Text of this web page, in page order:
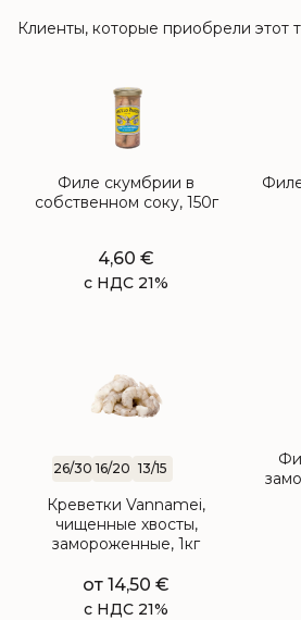
Клиенты, которые приобрели этот
Филе скумбрии в
собственном соку, 150г
4,60 €
с НДС 21%
26/30 16/20 13/15
Креветки Vannamei,
чищенные хвосты,
замороженные, 1кг
от 14,50 €
с НДС 21%